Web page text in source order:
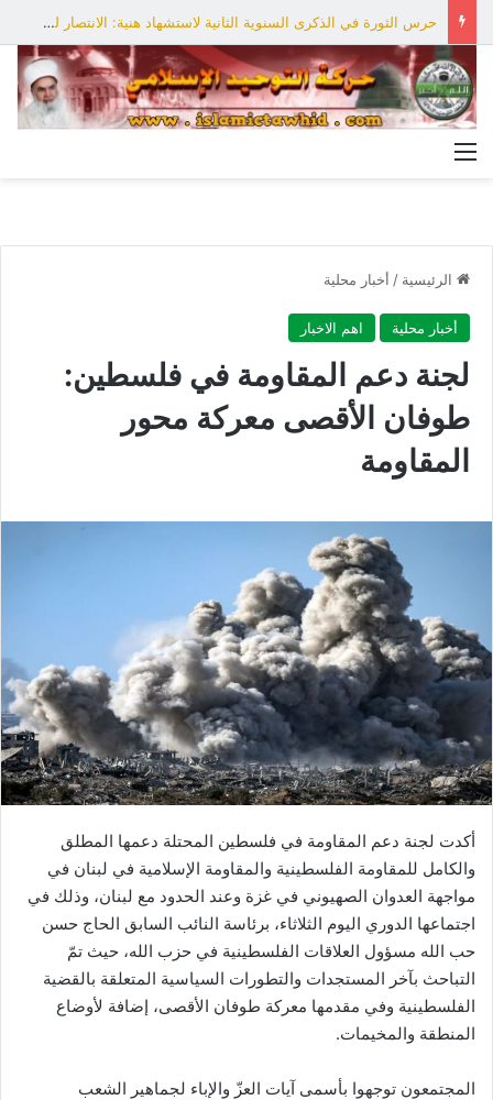
حرس الثورة في الذكرى السنوية الثانية لاستشهاد هنية: الانتصار لفلسطين أقرب
الرئيسية / أخبار محلية
أخبار محلية اهم الاخبار
لجنة دعم المقاومة في فلسطين:
طوفان الأقصى معركة محور
المقاومة
أكدت لجنة دعم المقاومة في فلسطين المحتلة دعمها المطلق
والكامل للمقاومة الفلسطينية والمقاومة الإسلامية في لبنان في
مواجهة العدوان الصهيوني في غزة وعند الحدود مع لبنان، وذلك في
اجتماعها الدوري اليوم الثلاثاء، برئاسة النائب السابق الحاج حسن
حب الله مسؤول العلاقات الفلسطينية في حزب الله، حيث تمّ
التباحث بآخر المستجدات والتطورات السياسية المتعلقة بالقضية
الفلسطينية وفي مقدمها معركة طوفان الأقصى، إضافة لأوضاع
المنطقة والمخيمات.
المجتمعون توجهوا بأسمى آيات العزّ والإباء لجماهير الشعب